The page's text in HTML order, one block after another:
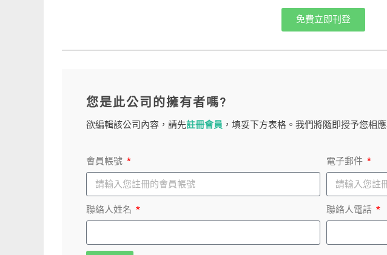
免費立即刊登
您是此公司的擁有者嗎?
欲編輯該公司內容，請先註冊會員 ，填妥下方表格。我們將隨即授予您相
會員帳號 電子郵件
聯絡人姓名 聯絡人電話